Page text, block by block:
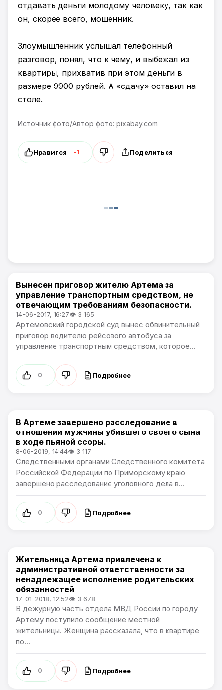
отдавать деньги молодому человеку, так как
он, скорее всего, мошенник.
Злоумышленник услышал телефонный
разговор, понял, что к чему, и выбежал из
квартиры, прихватив при этом деньги в
размере 9900 рублей. А «сдачу» оставил на
столе.
Источник фото/Автор фото: pixabay.com
Нравится -1 Поделиться
Происшествия
Вынесен приговор жителю Артема за
управление транспортным средством, не
отвечающим требованиям безопасности.
14-06-2017, 16:27👁 3 165
Артемовский городской суд вынес обвинительный
приговор водителю рейсового автобуса за
управление транспортным средством, которое...
0 Подробнее
Происшествия
В Артеме завершено расследование в
отношении мужчины убившего своего сына
в ходе пьяной ссоры.
8-06-2019, 14:44👁 3 117
Следственными органами Следственного комитета
Российской Федерации по Приморскому краю
завершено расследование уголовного дела в...
0 Подробнее
Происшествия
Жительница Артема привлечена к
административной ответственности за
ненадлежащее исполнение родительских
обязанностей
17-01-2018, 12:52👁 3 678
В дежурную часть отдела МВД России по городу
Артему поступило сообщение местной
жительницы. Женщина рассказала, что в квартире
по...
0 Подробнее